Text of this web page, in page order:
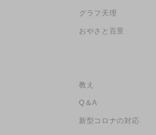
グラフ天理
おやさと百景
教え
Q＆A
新型コロナの対応